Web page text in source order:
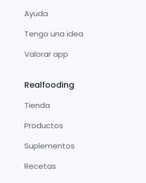
Ayuda
Tengo una idea
Valorar app
Realfooding
Tienda
Productos
Suplementos
Recetas